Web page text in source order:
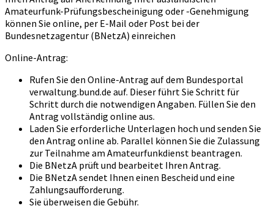
Amateurfunk-Prüfungsbescheinigung oder -Genehmigung
können Sie online, per E-Mail oder Post bei der
Bundesnetzagentur (BNetzA) einreichen
Online-Antrag:
Rufen Sie den Online-Antrag auf dem Bundesportal
verwaltung.bund.de auf. Dieser führt Sie Schritt für
Schritt durch die notwendigen Angaben. Füllen Sie den
Antrag vollständig online aus.
Laden Sie erforderliche Unterlagen hoch und senden Sie
den Antrag online ab. Parallel können Sie die Zulassung
zur Teilnahme am Amateurfunkdienst beantragen.
Die BNetzA prüft und bearbeitet Ihren Antrag.
Die BNetzA sendet Ihnen einen Bescheid und eine
Zahlungsaufforderung.
Sie überweisen die Gebühr.